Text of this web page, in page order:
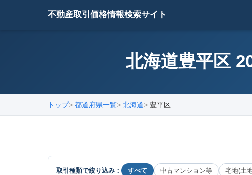
不動産取引価格情報検索サイト
北海道豊平区
トップ 都道府県一覧 北海道 豊平区
取引種類で絞り込み： すべて 中古マンション等 宅地(土